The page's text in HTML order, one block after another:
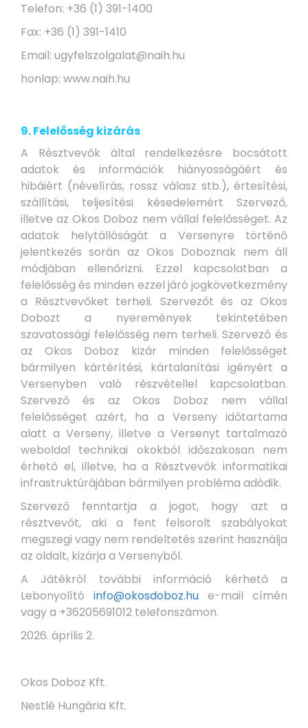
Telefon: +36 (1) 391-1400
Fax: +36 (1) 391-1410
Email: ugyfelszolgalat@naih.hu
honlap: www.naih.hu
9. Felelősség kizárás
A Résztvevők által rendelkezésre bocsátott
adatok és információk hiányosságáért és
hibáiért (névelírás, rossz válasz stb.), értesítési,
szállítási, teljesítési késedelemért Szervező,
illetve az Okos Doboz nem vállal felelősséget. Az
adatok helytállóságát a Versenyre történő
jelentkezés során az Okos Doboznak nem áll
módjában ellenőrizni. Ezzel kapcsolatban a
felelősség és minden ezzel járó jogkövetkezmény
a Résztvevőket terheli. Szervezőt és az Okos
Dobozt a nyeremények tekintetében
szavatossági felelősség nem terheli. Szervező és
az Okos Doboz kizár minden felelősséget
bármilyen kártérítési, kártalanítási igényért a
Versenyben való részvétellel kapcsolatban.
Szervező és az Okos Doboz nem vállal
felelősséget azért, ha a Verseny időtartama
alatt a Verseny, illetve a Versenyt tartalmazó
weboldal technikai okokból időszakosan nem
érhető el, illetve, ha a Résztvevők informatikai
infrastruktúrájában bármilyen probléma adódik.
Szervező fenntartja a jogot, hogy azt a
résztvevőt, aki a fent felsorolt szabályokat
megszegi vagy nem rendeltetés szerint használja
az oldalt, kizárja a Versenyből.
A Játékról további információ kérhető a
Lebonyolító info@okosdoboz.hu e-mail címén
vagy a +36205691012 telefonszámon.
2026. április 2.
Okos Doboz Kft.
Nestlé Hungária Kft.